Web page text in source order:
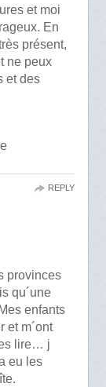
et moi
En
présent,
ne peux
et des
provinces
qu´une
enfants
et m´ont
lire… j
eu les
REPLY